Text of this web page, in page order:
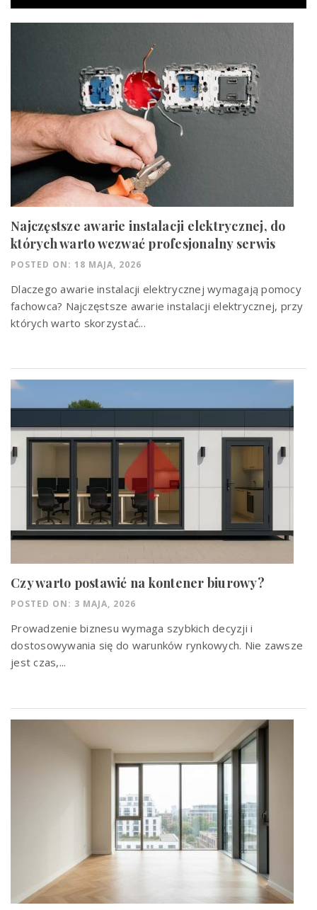
Najczęstsze awarie instalacji elektrycznej, do
których warto wezwać profesjonalny serwis
POSTED ON: 18 MAJA, 2026
Dlaczego awarie instalacji elektrycznej wymagają pomocy
fachowca? Najczęstsze awarie instalacji elektrycznej, przy
których warto skorzystać...
Czy warto postawić na kontener biurowy?
POSTED ON: 3 MAJA, 2026
Prowadzenie biznesu wymaga szybkich decyzji i
dostosowywania się do warunków rynkowych. Nie zawsze
jest czas,...